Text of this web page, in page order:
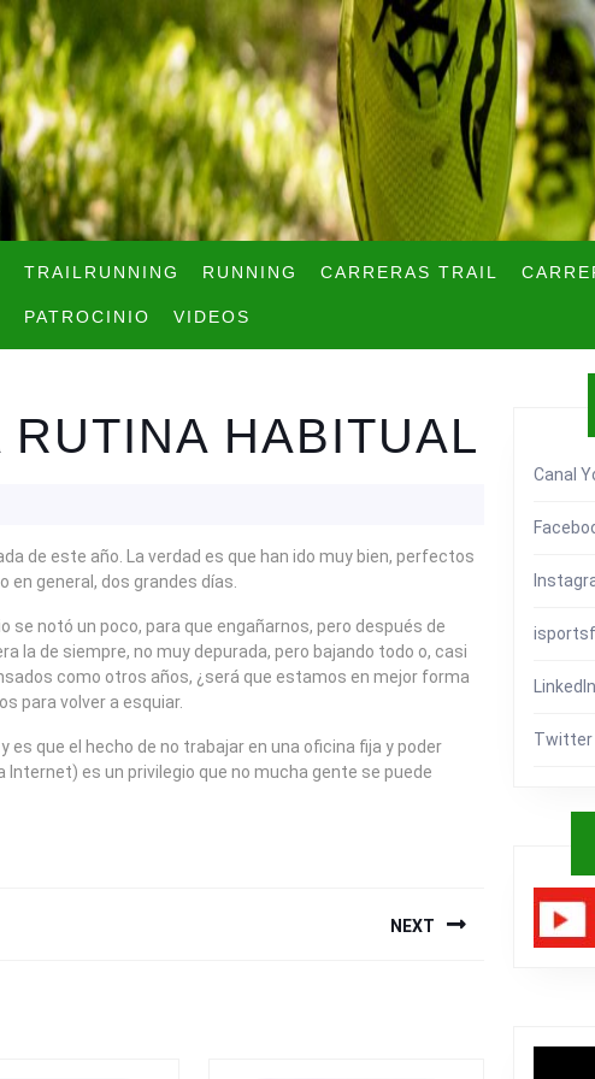
TRAILRUNNING RUNNING CARRERAS TRAIL
PATROCINIO VIDEOS
RUTINA HABITUAL
de este año. La verdad es que han ido muy bien, perfectos
en general, dos grandes días.
se notó un poco, para que engañarnos, pero después de
la de siempre, no muy depurada, pero bajando todo o, casi
como otros años, ¿será que estamos en mejor forma
para volver a esquiar.
es que el hecho de no trabajar en una oficina fija y poder
es un privilegio que no mucha gente se puede
NEXT
Canal
LinkedIn
Twitter